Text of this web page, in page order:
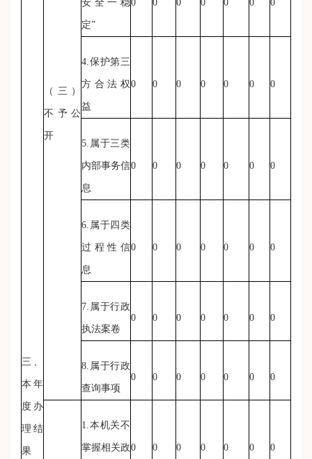
三、
本年
度办
理结
果
（三）
不予公
开
安全一稳
定”
0 0 0 0 0 0 0
4.保护第三
方合法权
益
0 0 0 0 0 0 0
5.属于三类
内部事务信
息
0 0 0 0 0 0 0
6.属于四类
过程性信
息
0 0 0 0 0 0 0
7.属于行政
执法案卷
0 0 0 0 0 0 0
8.属于行政
查询事项
0 0 0 0 0 0 0
1.本机关不
掌握相关政0 0 0 0 0 0 0